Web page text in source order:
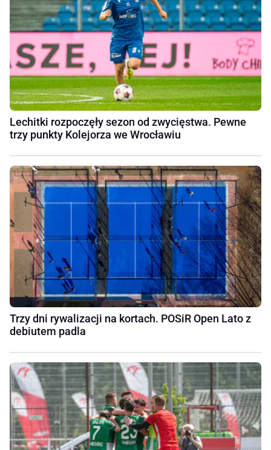
Lechitki rozpoczęły sezon od zwycięstwa. Pewne
trzy punkty Kolejorza we Wrocławiu
Trzy dni rywalizacji na kortach. POSiR Open Lato z
debiutem padla